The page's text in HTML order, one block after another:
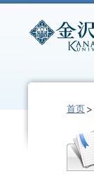
首页